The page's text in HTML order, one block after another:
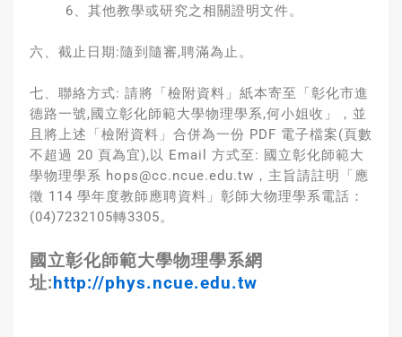
6、其他教學或研究之相關證明文件。
六、截止日期:隨到隨審,聘滿為止。
七、聯絡方式: 請將「檢附資料」紙本寄至「彰化市進
德路一號,國立彰化師範大學物理學系,何小姐收」，並
且將上述「檢附資料」合併為一份 PDF 電子檔案(頁數
不超過 20 頁為宜),以 Email 方式至: 國立彰化師範大
學物理學系 hops@cc.ncue.edu.tw，主旨請註明「應
徵 114 學年度教師應聘資料」彰師大物理學系電話：
(04)7232105轉3305。
國立彰化師範大學物理學系網
址:http://phys.ncue.edu.tw